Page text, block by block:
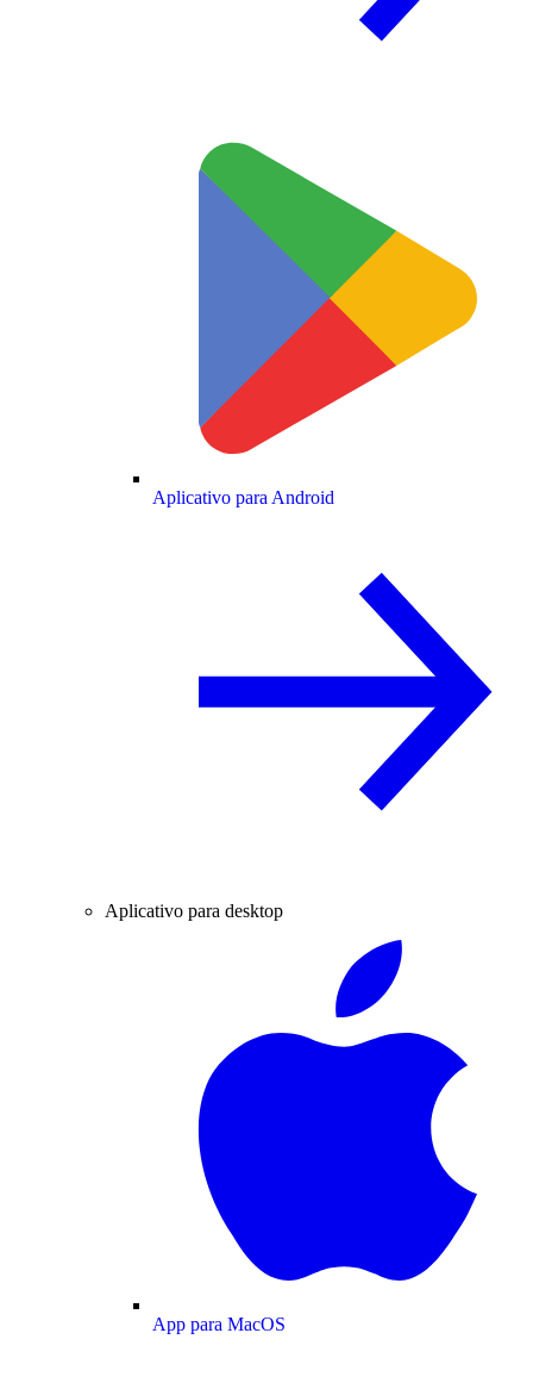
Aplicativo para Android
Aplicativo para desktop
App para MacOS